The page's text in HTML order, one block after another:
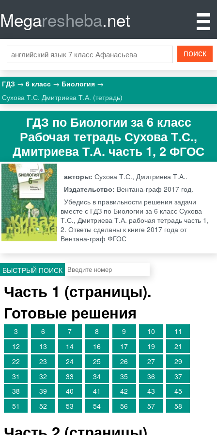
Megaresheba.net
ГДЗ 6 класс
Биология
Сухова Т.С. Дмитриева Т.А. (тетрадь)
ГДЗ по Биологии за 6 класс
Рабочая тетрадь Сухова Т.С.,
Дмитриева Т.А. часть 1, 2 ФГОС
авторы:Сухова Т.С., Дмитриева Т.А..
Издательство: Вентана-граф 2017 год.
Убедись в правильности решения задачи
вместе с ГДЗ по Биологии за 6 класс Сухова
Т.С., Дмитриева Т.А. рабочая тетрадь часть 1,
2. Ответы сделаны к книге 2017 года от
Вентана-граф ФГОС
БЫСТРЫЙ ПОИСК
Часть 1 (страницы).
Готовые решения
3 6 7 8 9 10
11
12
13 14 16 17 19
21
22
23 24 25 26 27
29
31
32 33 34 35 36
37
38
39 40 41 42 43
45
51
52 53 54 56 57 58